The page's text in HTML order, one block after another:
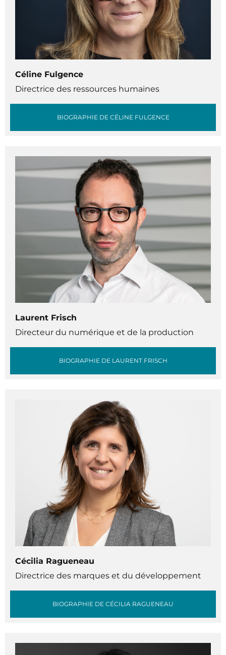
Céline Fulgence
Directrice des ressources humaines
BIOGRAPHIE DE CÉLINE FULGENCE
Laurent Frisch
Directeur du numérique et de la production
BIOGRAPHIE DE LAURENT FRISCH
Cécilia Ragueneau
Directrice des marques et du développement
BIOGRAPHIE DE CÉCILIA RAGUENEAU